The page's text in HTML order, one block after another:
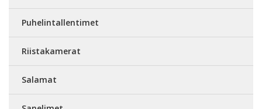
Puhelintallentimet
Riistakamerat
Salamat